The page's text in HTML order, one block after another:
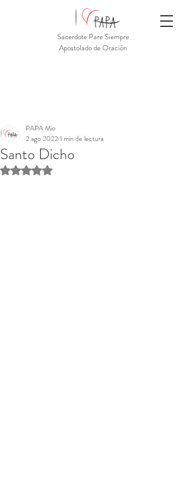
Sacerdote Pare Siempre
Apostolado de Oración
Santo Dicho
PAPA Mio
2 ago 20221 min de lectura
Obtuvo NaN de 5 estrellas.